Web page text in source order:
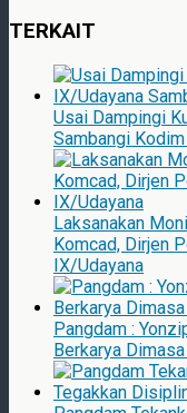
TERKAIT
Usai Dampingi
Sambangi
Laksanakan
Komcad, Dirjen
IX/Udayana
Pangdam :
Berkarya